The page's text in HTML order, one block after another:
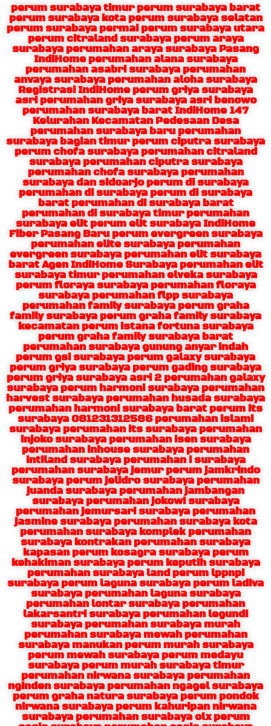
perum surabaya timur perum surabaya barat
perum surabaya kota perum surabaya selatan
perum surabaya permai perum surabaya utara
perum citraland surabaya perum araya
surabaya perumahan araya surabaya Pasang
IndiHome perumahan alana surabaya
perumahan asabri surabaya perumahan
anvaya surabaya perumahan aloha surabaya
Registrasi IndiHome perum griya surabaya
asri perumahan griya surabaya asri benowo
perumahan surabaya barat IndiHome 147
Kelurahan Kecamatan Pedesaan Desa
perumahan surabaya baru perumahan
surabaya bagian timur perum ciputra surabaya
perum chofa surabaya perumahan citraland
surabaya perumahan ciputra surabaya
perumahan chofa surabaya perumahan
surabaya dan sidoarjo perum di surabaya
perumahan di surabaya perum di surabaya
barat perumahan di surabaya barat
perumahan di surabaya timur perumahan
surabaya elit perum elit surabaya IndiHome
Fiber Pasang Baru perum evergreen surabaya
perumahan elite surabaya perumahan
evergreen surabaya perumahan elit surabaya
barat Agen IndiHome Surabaya perumahan elit
surabaya timur perumahan elveka surabaya
perum floraya surabaya perumahan floraya
surabaya perumahan flpp surabaya
perumahan family surabaya perum graha
family surabaya perum graha family surabaya
kecamatan perum istana fortuna surabaya
perum graha family surabaya barat
perumahan surabaya gunung anyar indah
perum gsi surabaya perum galaxy surabaya
perum griya surabaya perum gading surabaya
perum griya surabaya asri 2 perumahan galaxy
surabaya perum harmoni surabaya perumahan
harvest surabaya perumahan husada surabaya
perumahan harmoni surabaya barat perum its
surabaya 081231312586 perumahan islami
surabaya perumahan its surabaya perumahan
injoko surabaya perumahan isen surabaya
perumahan inhouse surabaya perumahan
intiland surabaya perumahan i surabaya
perumahan surabaya jemur perum jamkrindo
surabaya perum jelidro surabaya perumahan
juanda surabaya perumahan jambangan
surabaya perumahan jokowi surabaya
perumahan jemursari surabaya perumahan
jasmine surabaya perumahan surabaya kota
perumahan surabaya komplek perumahan
surabaya kontrakan perumahan surabaya
kapasan perum kosagra surabaya perum
kehakiman surabaya perum keputih surabaya
perumahan surabaya land perum lppnpi
surabaya perum laguna surabaya perum ladiva
surabaya perumahan laguna surabaya
perumahan lontar surabaya perumahan
lakarsantri surabaya perumahan legundi
surabaya perumahan surabaya murah
perumahan surabaya mewah perumahan
surabaya manukan perum murah surabaya
perum mewah surabaya perum medayu
surabaya perum murah surabaya timur
perumahan nirwana surabaya perumahan
nginden surabaya perumahan ngagel surabaya
perum graha natura surabaya perum pondok
nirwana surabaya perum kahuripan nirwana
surabaya perumahan surabaya olx perum